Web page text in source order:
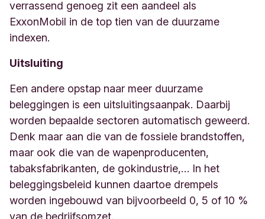
verrassend genoeg zit een aandeel als
ExxonMobil in de top tien van de duurzame
indexen.
Uitsluiting
Een andere opstap naar meer duurzame
beleggingen is een uitsluitingsaanpak. Daarbij
worden bepaalde sectoren automatisch geweerd.
Denk maar aan die van de fossiele brandstoffen,
maar ook die van de wapenproducenten,
tabaksfabrikanten, de gokindustrie,… In het
beleggingsbeleid kunnen daartoe drempels
worden ingebouwd van bijvoorbeeld 0, 5 of 10 %